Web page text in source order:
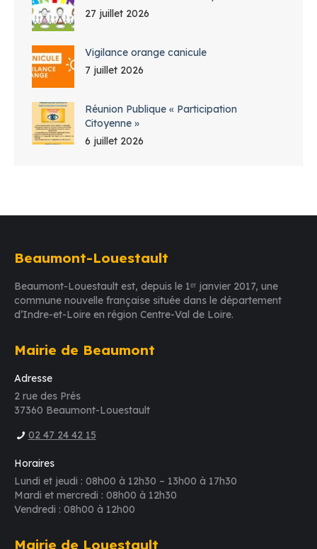
27 juillet 2026
Vigilance orange canicule
7 juillet 2026
Réunion Publique « Participation
Citoyenne »
6 juillet 2026
Beaumont-Louestault
Beaumont-Louestault est, depuis le 1ᵉʳ janvier 2017, une
commune nouvelle française située dans le département
d’Indre-et-Loire en région Centre-Val de Loire.
Mairie de Beaumont
Adresse
2 rue des Prés
37360 Beaumont-Louestault
02 47 24 42 15
Horaires
Lundi et jeudi : 08h00 à 12h30 – 13h00 à 17h30
Mardi et mercredi : 08h00 à 12h30
Vendredi : 08h00 à 12h00
Mairie de Louestault